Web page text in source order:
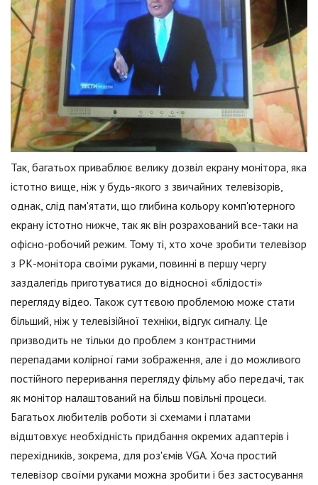
Так, багатьох приваблює велику дозвіл екрану монітора, яка
істотно вище, ніж у будь-якого з звичайних телевізорів,
однак, слід пам'ятати, що глибина кольору комп'ютерного
екрану істотно нижче, так як він розрахований все-таки на
офісно-робочий режим. Тому ті, хто хоче зробити телевізор
з РК-монітора своїми руками, повинні в першу чергу
заздалегідь приготуватися до відносної «блідості»
перегляду відео. Також суттєвою проблемою може стати
більший, ніж у телевізійної техніки, відгук сигналу. Це
призводить не тільки до проблем з контрастними
перепадами колірної гами зображення, але і до можливого
постійного переривання перегляду фільму або передачі, так
як монітор налаштований на більш повільні процеси.
Багатьох любителів роботи зі схемами і платами
відштовхує необхідність придбання окремих адаптерів і
перехідників, зокрема, для роз'ємів VGA. Хоча простий
телевізор своїми руками можна зробити і без застосування